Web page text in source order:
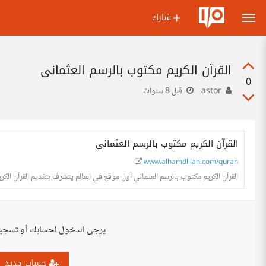
شارك
0
القرآن الكريم مكتوب بالرسم العثماني
قبل 8 سنوات
القرآن الكريم مكتوب بالرسم العثماني
www.alhamdlilah.com/quran
القرآن الكريم مكتوب بالرسم العثماني أول موقع في العالم يتشرف بتقديم القرآن
يرجى الدخول لحسابك أو